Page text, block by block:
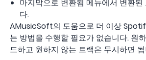
마지막으로 변환됨 메뉴에서 변환된
다.
AMusicSoft의 도움으로 더 이상
는 방법을 수행할 필요가 없습니다. 원
드하고 원하지 않는 트랙은 무시하면